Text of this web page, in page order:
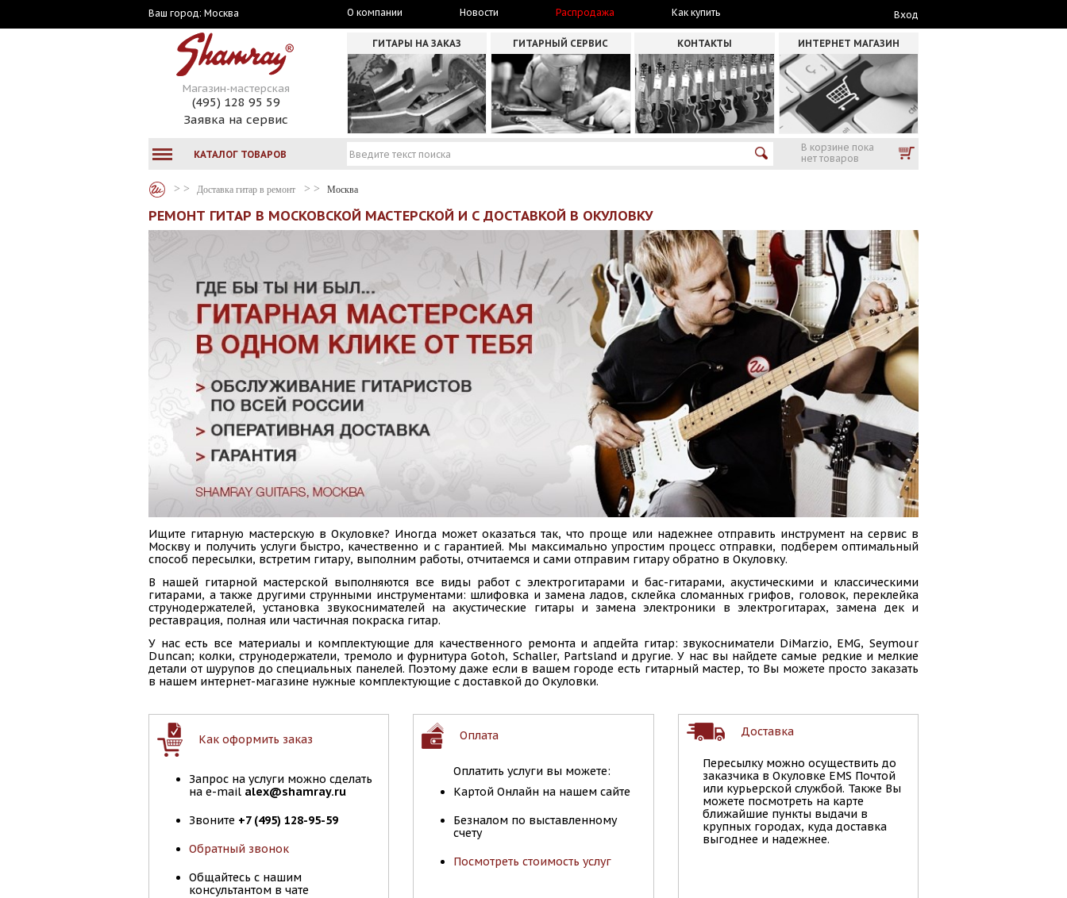
Ваш город: Москва О компании Новости Распродажа Как купить Вход
Магазин-мастерская
(495) 128 95 59
Заявка на сервис
ГИТАРЫ НА ЗАКАЗ ГИТАРНЫЙ СЕРВИС КОНТАКТЫ ИНТЕРНЕТ МАГАЗИН
КАТАЛОГ ТОВАРОВ
В корзине пока
нет товаров
Доставка гитар в ремонт Москва
РЕМОНТ ГИТАР В МОСКОВСКОЙ МАСТЕРСКОЙ И С ДОСТАВКОЙ В ОКУЛОВКУ
Ищите гитарную мастерскую в Окуловке? Иногда может оказаться так, что проще или надежнее отправить инструмент на сервис в
Москву и получить услуги быстро, качественно и с гарантией. Мы максимально упростим процесс отправки, подберем оптимальный
способ пересылки, встретим гитару, выполним работы, отчитаемся и сами отправим гитару обратно в Окуловку.
В нашей гитарной мастерской выполняются все виды работ с электрогитарами и бас-гитарами, акустическими и классическими
гитарами, а также другими струнными инструментами: шлифовка и замена ладов, склейка сломанных грифов, головок, переклейка
струнодержателей, установка звукоснимателей на акустические гитары и замена электроники в электрогитарах, замена дек и
реставрация, полная или частичная покраска гитар.
У нас есть все материалы и комплектующие для качественного ремонта и апдейта гитар: звукосниматели DiMarzio, EMG, Seymour
Duncan; колки, струнодержатели, тремоло и фурнитура Gotoh, Schaller, Partsland и другие. У нас вы найдете самые редкие и мелкие
детали от шурупов до специальных панелей. Поэтому даже если в вашем городе есть гитарный мастер, то Вы можете просто заказать
в нашем интернет-магазине нужные комплектующие с доставкой до Окуловки.
Как оформить заказ
Запрос на услуги можно сделать
на e-mail alex@shamray.ru
Звоните +7 (495) 128-95-59
Обратный звонок
Общайтесь с нашим
консультантом в чате
Оплата
Оплатить услуги вы можете:
Картой Онлайн на нашем сайте
Безналом по выставленному
счету
Посмотреть стоимость услуг
Доставка
Пересылку можно осуществить до
заказчика в Окуловке EMS Почтой
или курьерской службой. Также Вы
можете посмотреть на карте
ближайшие пункты выдачи в
крупных городах, куда доставка
выгоднее и надежнее.